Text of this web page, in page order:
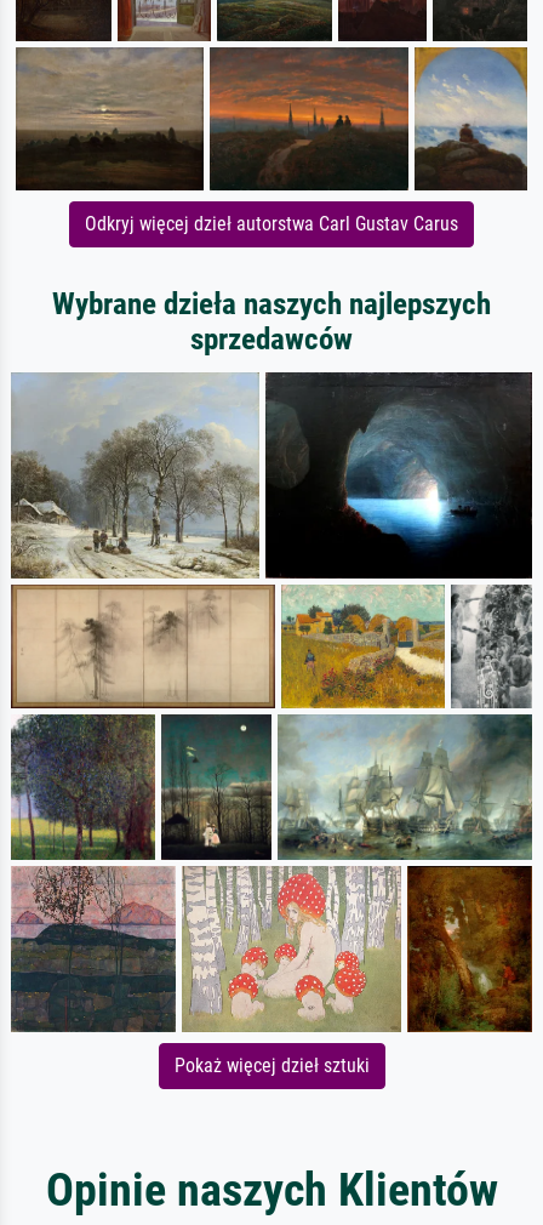
Odkryj więcej dzieł autorstwa Carl Gustav Carus
Wybrane dzieła naszych najlepszych
sprzedawców
Pokaż więcej dzieł sztuki
Opinie naszych Klientów